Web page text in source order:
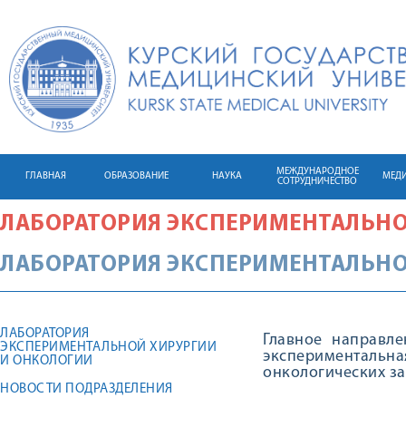
ГЛАВНАЯ ОБРАЗОВАНИЕ НАУКА
МЕЖДУНАРОДНОЕ
СОТРУДНИЧЕСТВО
ЛАБОРАТОРИЯ
ЛАБОРАТОРИЯ
ЛАБОРАТОРИЯ
ЭКСПЕРИМЕНТАЛЬНОЙ ХИРУРГИИ
И ОНКОЛОГИИ
НОВОСТИ ПОДРАЗДЕЛЕНИЯ
Главное
онкологических